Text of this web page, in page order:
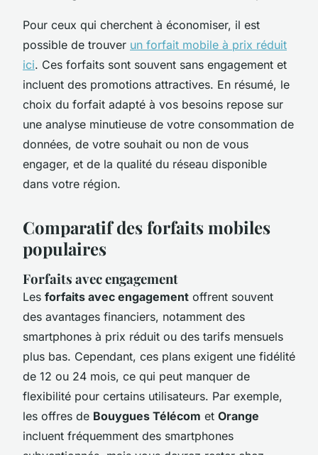
Pour ceux qui cherchent à économiser, il est
possible de trouver un forfait mobile à prix réduit
ici. Ces forfaits sont souvent sans engagement et
incluent des promotions attractives. En résumé, le
choix du forfait adapté à vos besoins repose sur
une analyse minutieuse de votre consommation de
données, de votre souhait ou non de vous
engager, et de la qualité du réseau disponible
dans votre région.
Comparatif des forfaits mobiles
populaires
Forfaits avec engagement
Les forfaits avec engagement offrent souvent
des avantages financiers, notamment des
smartphones à prix réduit ou des tarifs mensuels
plus bas. Cependant, ces plans exigent une fidélité
de 12 ou 24 mois, ce qui peut manquer de
flexibilité pour certains utilisateurs. Par exemple,
les offres de Bouygues Télécom et Orange
incluent fréquemment des smartphones